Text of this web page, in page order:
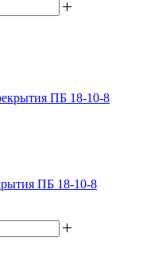
ПБ 18-10-8